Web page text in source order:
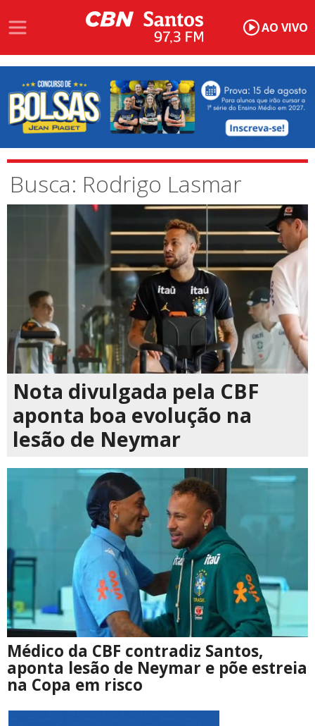
AO VIVO
Busca: Rodrigo Lasmar
Nota divulgada pela CBF
aponta boa evolução na
lesão de Neymar
Médico da CBF contradiz Santos,
aponta lesão de Neymar e põe estreia
na Copa em risco